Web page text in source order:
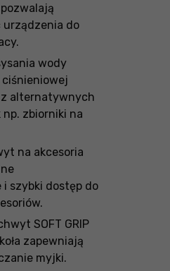
urządzenia do
wody
alternatywnych
np. zbiorniki na
na akcesoria
szybki dostęp do
SOFT GRIP
zapewniają
myjki.